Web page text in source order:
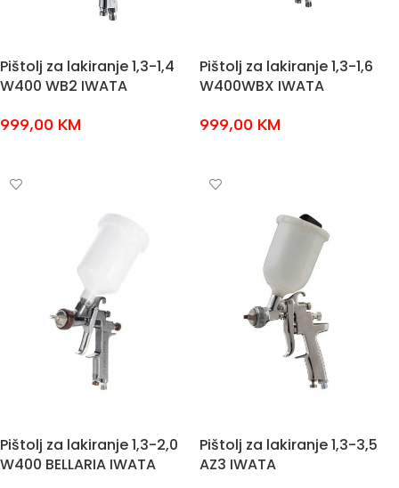
Pištolj za lakiranje 1,3-1,4
W400 WB2 IWATA
999,00 KM
Pištolj za lakiranje 1,3-1,6
W400WBX IWATA
999,00 KM
Pištolj za lakiranje 1,3-2,0
W400 BELLARIA IWATA
Pištolj za lakiranje 1,3-3,5
AZ3 IWATA